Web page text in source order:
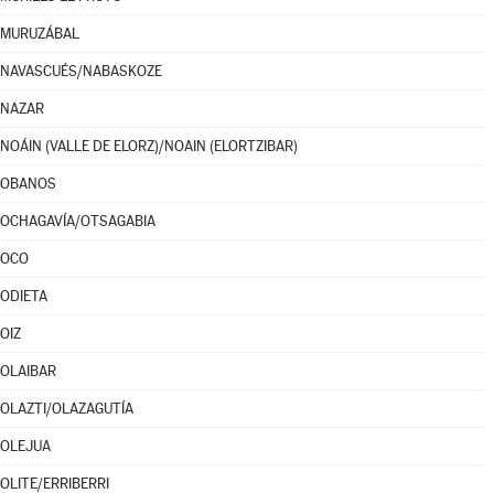
MURUZÁBAL
NAVASCUÉS/NABASKOZE
NAZAR
NOÁIN (VALLE DE ELORZ)/NOAIN (ELORTZIBAR)
OBANOS
OCHAGAVÍA/OTSAGABIA
OCO
ODIETA
OIZ
OLAIBAR
OLAZTI/OLAZAGUTÍA
OLEJUA
OLITE/ERRIBERRI